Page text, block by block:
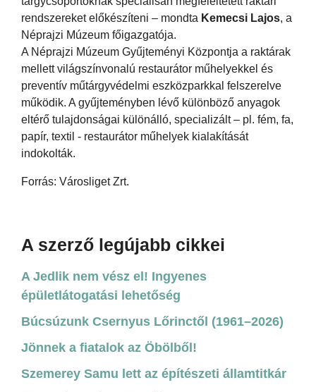
rendszereket előkészíteni – mondta Kemecsi Lajos, a
Néprajzi Múzeum főigazgatója.
A Néprajzi Múzeum Gyűjteményi Központja a raktárak
mellett világszínvonalú restaurátor műhelyekkel és
preventív műtárgyvédelmi eszközparkkal felszerelve
működik. A gyűjteményben lévő különböző anyagok
eltérő tulajdonságai különálló, specializált – pl. fém, fa,
papír, textil - restaurátor műhelyek kialakítását
indokolták.
Forrás: Városliget Zrt.
A szerző legújabb cikkei
A Jedlik nem vész el! Ingyenes
épületlátogatási lehetőség
Búcsúzunk Csernyus Lőrinctől (1961–2026)
Jönnek a fiatalok az Öbölből!
Szemerey Samu lett az építészeti államtitkár